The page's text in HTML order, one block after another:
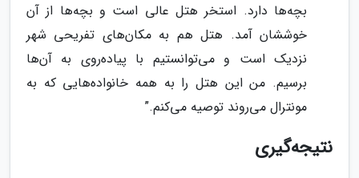
بچه‌ها دارد. استخر هتل عالی است و بچه‌ها از آن
خوششان آمد. هتل هم به مکان‌های تفریحی شهر
نزدیک است و می‌توانستیم با پیاده‌روی به آن‌ها
برسیم. من این هتل را به همه خانواده‌هایی که به
مونترال می‌روند توصیه می‌کنم.”
نتیجه‌گیری